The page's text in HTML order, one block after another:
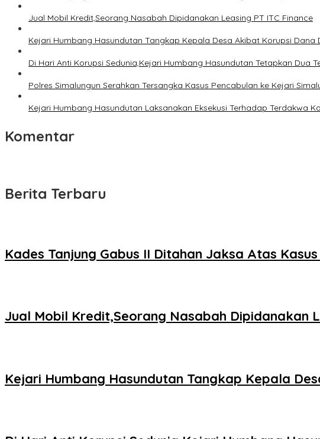
Jual Mobil Kredit,Seorang Nasabah Dipidanakan Leasing PT ITC Finance
Kejari Humbang Hasundutan Tangkap Kepala Desa Akibat Korupsi Dana
Di Hari Anti Korupsi Sedunia,Kejari Humbang Hasundutan Tetapkan Dua
Polres Simalungun Serahkan Tersangka Kasus Pencabulan ke Kejari
Kejari Humbang Hasundutan Laksanakan Eksekusi Terhadap Terdakwa
Komentar
Berita Terbaru
Kades Tanjung Gabus II Ditahan Jaksa Atas
Jual Mobil Kredit,Seorang Nasabah Dipidanakan
Kejari Humbang Hasundutan Tangkap Kepala